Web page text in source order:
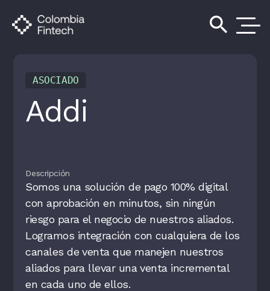
search
ASOCIADO
Addi
Descripción
Somos una solución de pago 100% digital
con aprobación en minutos, sin ningún
riesgo para el negocio de nuestros aliados.
Logramos integración con cualquiera de los
canales de venta que manejen nuestros
aliados para llevar una venta incremental
en cada uno de ellos.